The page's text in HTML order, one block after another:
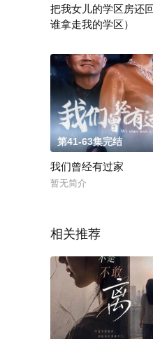
把我女儿的学区房还
谁拿走我的学区）
第41-63集完结
我们曾经有过家
暂无简介
相关推荐